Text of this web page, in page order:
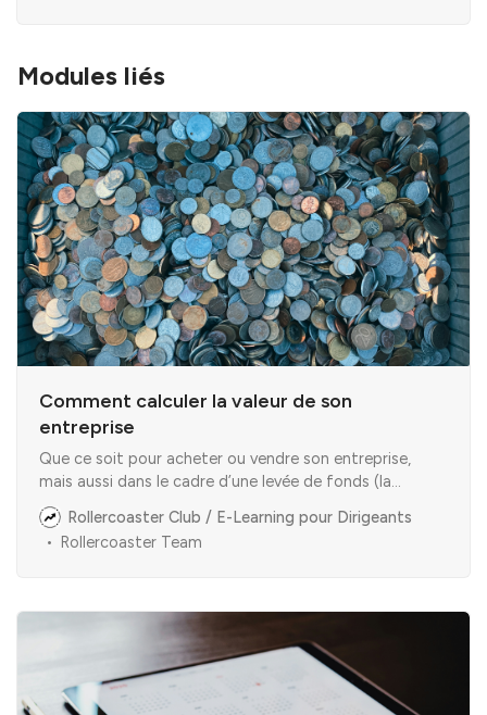
Modules liés
Comment calculer la valeur de son
entreprise
Que ce soit pour acheter ou vendre son entreprise,
mais aussi dans le cadre d’une levée de fonds (la
valorisation ayant un impact sur la dilution des associés
historiques), un dirigeant peut être amené à calculer
précisément la valeur de son entreprise. Pour ce faire, il
Rollercoaster Club / E-Learning pour Dirigeants
Rollercoaster Team